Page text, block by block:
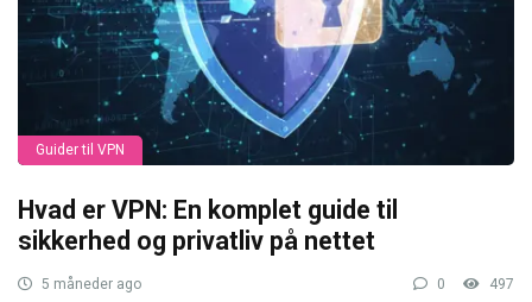
Guider til VPN
Hvad er VPN: En komplet guide til
sikkerhed og privatliv på nettet
5 måneder ago 0 497